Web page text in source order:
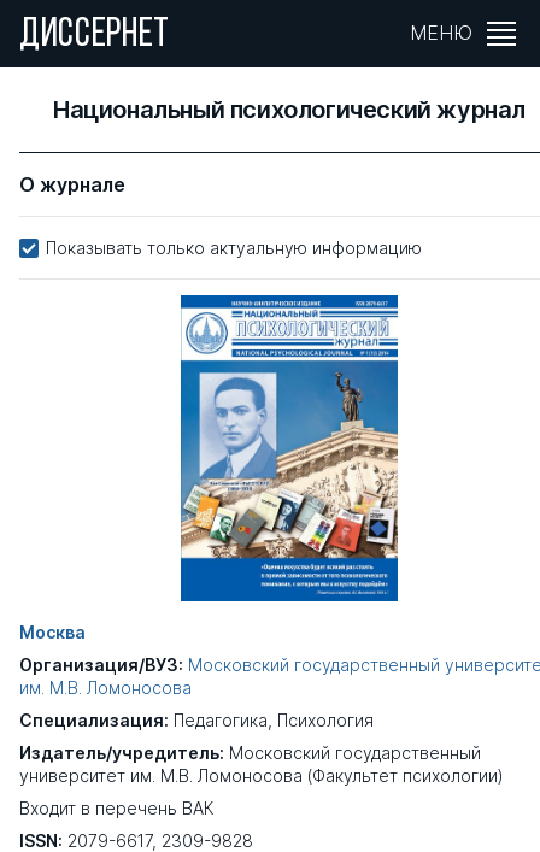
ДИССЕРНЕТ МЕНЮ
Национальный психологический журнал
О журнале
Показывать только актуальную информацию
Москва
Организация/ВУЗ: Московский государственный
им. М.В. Ломоносова
Специализация: Педагогика Психология
Издатель/учредитель: Московский государственный
университет им. М.В. Ломоносова (Факультет психологии)
Входит в перечень ВАК
ISSN: 2079-6617, 2309-9828